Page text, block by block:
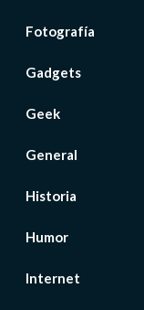
Fotografía
Gadgets
Geek
General
Historia
Humor
Internet